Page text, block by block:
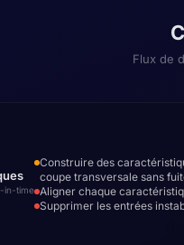
Flux de
in-time
Construire des
coupe transversale sans
Aligner chaque
Supprimer les entrées